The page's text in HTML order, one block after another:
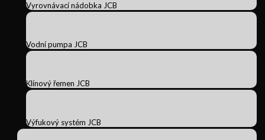
Vyrovnávací nádobka JCB
Vodní pumpa JCB
Klínový řemen JCB
Výfukový systém JCB